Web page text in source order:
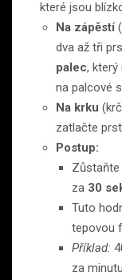
které jsou
Na zápěstí
dva až tři
palec, který
na palcové
Na krku
zatlačte
Postup:
Zůstaňte
za 30
Tuto
tepovou
Příklad:
za